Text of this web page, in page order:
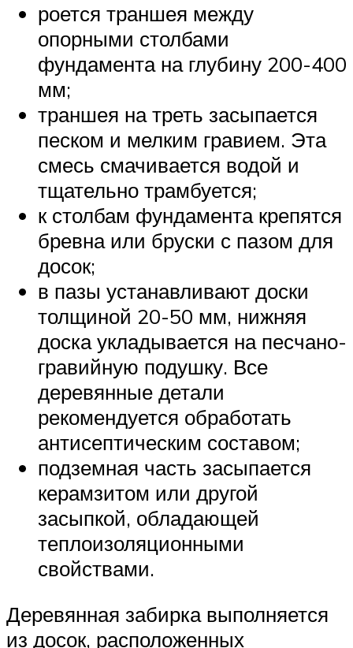
роется траншея между
опорными столбами
фундамента на глубину 200-400
мм;
траншея на треть засыпается
песком и мелким гравием. Эта
смесь смачивается водой и
тщательно трамбуется;
к столбам фундамента крепятся
бревна или бруски с пазом для
досок;
в пазы устанавливают доски
толщиной 20-50 мм, нижняя
доска укладывается на песчано-
гравийную подушку. Все
деревянные детали
рекомендуется обработать
антисептическим составом;
подземная часть засыпается
керамзитом или другой
засыпкой, обладающей
теплоизоляционными
свойствами.
Деревянная забирка выполняется
из досок, расположенных